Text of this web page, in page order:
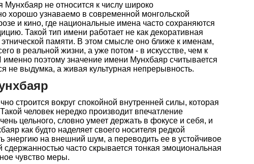
Мунхбаяр не относится к числу широко
хорошо узнаваемо в современной монгольской
и кино, где национальные имена часто сохраняются
Такой тип имени работает не как декоративная
этнической памяти. В этом смысле оно ближе к именам,
в реальной жизни, а уже потом - в искусстве, чем к
поэтому значение имени Мунхбаяр считывается
не выдумка, а живая культурная непрерывность.
строится вокруг спокойной внутренней силы, которая
человек нередко производит впечатление
цельного, словно умеет держать в фокусе и себя, и
как будто наделяет своего носителя редкой
энергию на внешний шум, а переводить ее в устойчивое
часто скрывается тонкая эмоциональная
чувство меры.